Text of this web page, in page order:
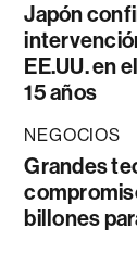
Japón
EE.UU. en
15 años
NEGOCIOS
Grandes
billones